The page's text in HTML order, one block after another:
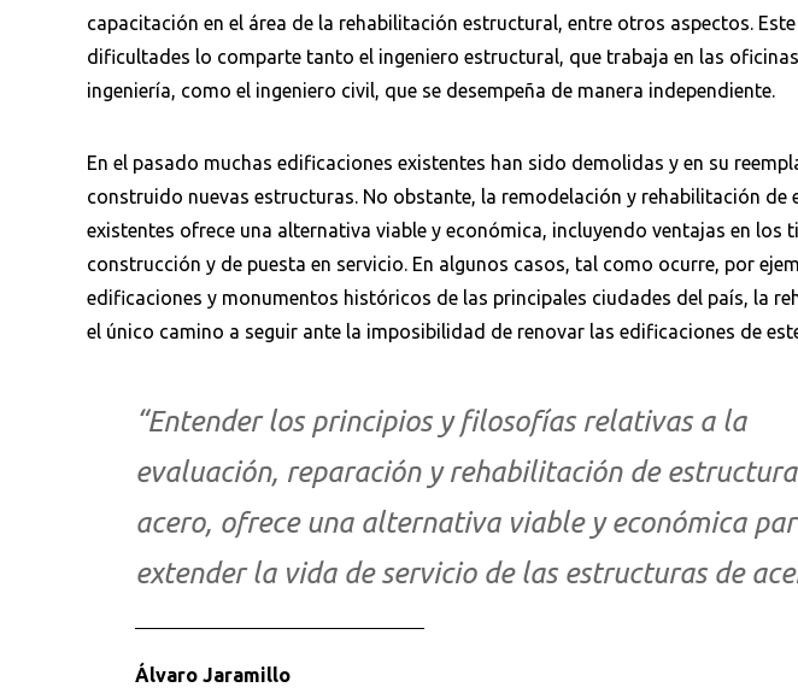
capacitación en el área de la rehabilitación estructural, entre otros aspectos.
dificultades lo comparte tanto el ingeniero estructural, que trabaja en las
ingeniería, como el ingeniero civil, que se desempeña de manera independiente.
En el pasado muchas edificaciones existentes han sido demolidas y en su
construido nuevas estructuras. No obstante, la remodelación y rehabilitación de
existentes ofrece una alternativa viable y económica, incluyendo ventajas en los
construcción y de puesta en servicio. En algunos casos, tal como ocurre, por
edificaciones y monumentos históricos de las principales ciudades del país, la
el único camino a seguir ante la imposibilidad de renovar las edificaciones de
“Entender los principios y filosofías relativas a la
evaluación, reparación y rehabilitación de
acero, ofrece una alternativa viable y económica
extender la vida de servicio de las estructuras de
Álvaro Jaramillo
Busca en la escuela
¿Qué buscas?